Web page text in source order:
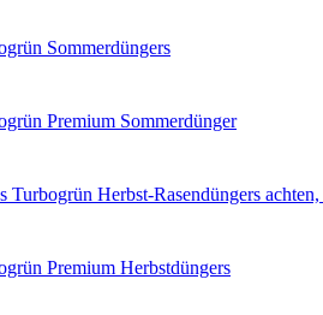
Sommerdüngers
Premium Sommerdünger
Turbogrün Herbst-Rasendüngers
Premium Herbstdüngers